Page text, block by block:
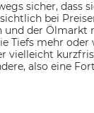
sicher,
bei
und der
Tiefs mehr
vielleicht
also eine